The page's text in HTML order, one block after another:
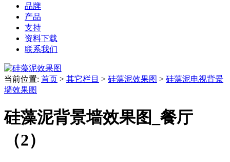
品牌
产品
支持
资料下载
联系我们
当前位置: 首页 > 其它栏目 > 硅藻泥效果图 > 硅藻泥电视背景
墙效果图
硅藻泥背景墙效果图_餐厅
（2）